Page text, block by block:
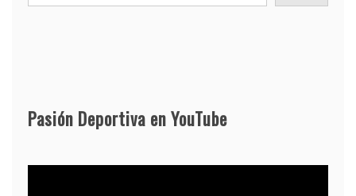
Pasión Deportiva en YouTube